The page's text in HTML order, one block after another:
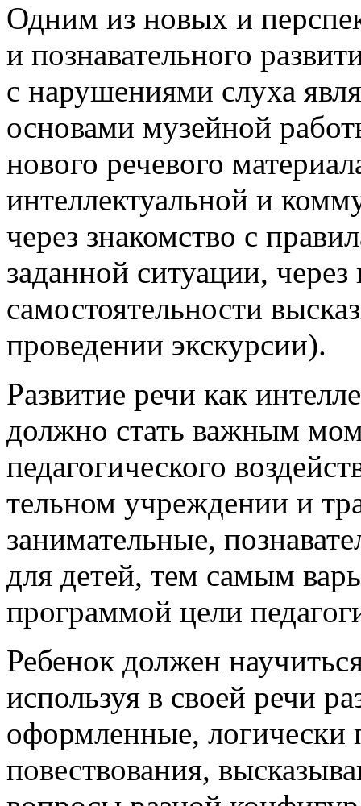
Одним из новых и
и познавательного
с нарушениями слуха
основами музейной
нового речевого
интеллектуальной и
через знакомство с
заданной ситуации,
самостоятельности
проведении экскурсии).
Развитие речи как
должно стать важным
педагогического
тельном учреждении и
занимательные,
для детей, тем самым
программой цели
Ребенок должен
используя в своей речи
оформленные, логически
повествования,